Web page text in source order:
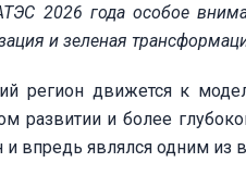
2026 года особое
и зеленая
регион движется к
развитии и более
и впредь являлся одним